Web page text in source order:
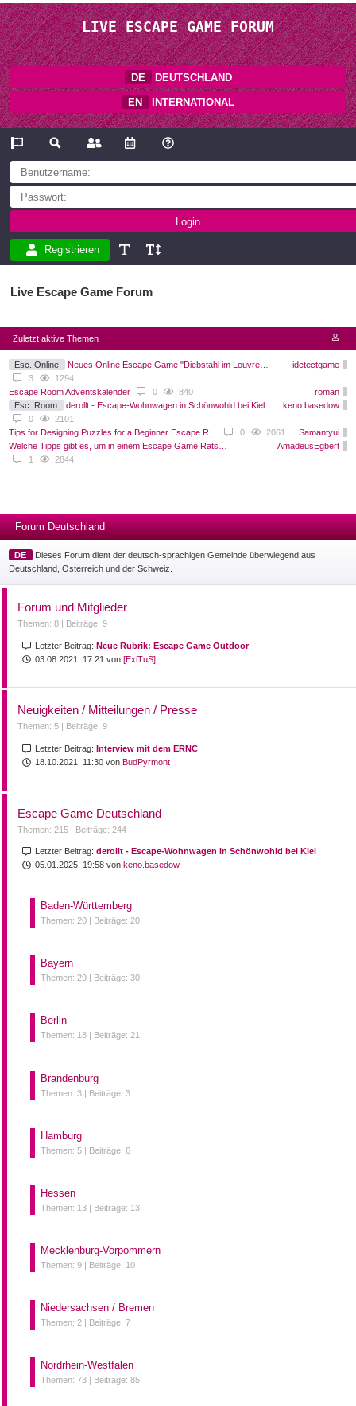
LIVE ESCAPE GAME FORUM
DE DEUTSCHLAND
EN INTERNATIONAL
Registrieren
Live Escape Game Forum
Zuletzt aktive Themen
idetectgame
Esc. Online
Neues Online Escape Game "Diebstahl im Louvre…
3
1294
roman
Escape Room Adventskalender 0
840
keno.basedow
Esc. Room
derollt - Escape-Wohnwagen in Schönwohld bei Kiel
0
2101
Samantyui
Tips for Designing Puzzles for a Beginner Escape R… 0
2061
AmadeusEgbert
Welche Tipps gibt es, um in einem Escape Game Räts…
1
2844
Forum Deutschland
DE
Dieses Forum dient der deutsch-sprachigen Gemeinde überwiegend aus
Deutschland, Österreich und der Schweiz.
Forum und Mitglieder
Themen: 8 | Beiträge: 9
Letzter Beitrag: Neue Rubrik: Escape Game Outdoor
03.08.2021, 17:21 von[ExiTuS]
Neuigkeiten / Mitteilungen / Presse
Themen: 5 | Beiträge: 9
Letzter Beitrag: Interview mit dem ERNC
18.10.2021, 11:30 vonBudPyrmont
Escape Game Deutschland
Themen: 215 | Beiträge: 244
Letzter Beitrag: derollt - Escape-Wohnwagen in Schönwohld bei Kiel
05.01.2025, 19:58 von keno.basedow
Baden-Württemberg
Themen: 20 | Beiträge: 20
Bayern
Themen: 29 | Beiträge: 30
Berlin
Themen: 18 | Beiträge: 21
Brandenburg
Themen: 3 | Beiträge: 3
Hamburg
Themen: 5 | Beiträge: 6
Hessen
Themen: 13 | Beiträge: 13
Mecklenburg-Vorpommern
Themen: 9 | Beiträge: 10
Niedersachsen / Bremen
Themen: 2 | Beiträge: 7
Nordrhein-Westfalen
Themen: 73 | Beiträge: 85